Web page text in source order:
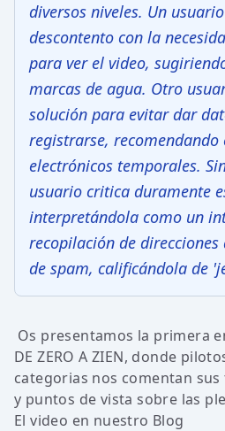
diversos niveles. Un
descontento con la
para ver el video,
marcas de agua. Otro
solución para evitar dar
registrarse, recomendando
electrónicos temporales.
usuario critica duramente
interpretándola como un
recopilación de direcciones
de spam, calificándola de
Os presentamos la primera
DE ZERO A ZIEN, donde
categorias nos comentan
y puntos de vista sobre las
El video en nuestro Blog